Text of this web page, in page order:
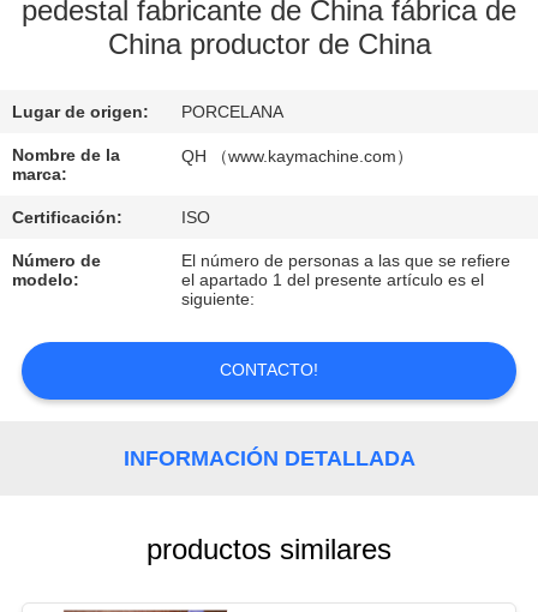
CONTROL
CALIDAD
CONTACTO
NOTICIAS
SOLICITAR
UNA
pedestal fabricante de China fábrica de
China productor de China
Lugar de origen: PORCELANA
Nombre de la
marca:
QH （www.kaymachine.com）
Certificación: ISO
Número de
modelo:
El número de personas a las que se refiere
el apartado 1 del presente artículo es el
siguiente:
CONTACTO!
INFORMACIÓN DETALLADA
productos similares